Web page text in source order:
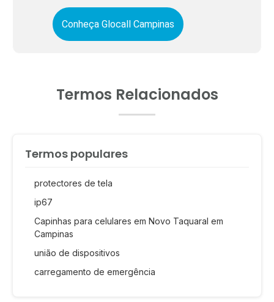
Conheça Glocall Campinas
Termos Relacionados
Termos populares
protectores de tela
ip67
Capinhas para celulares em Novo Taquaral em
Campinas
união de dispositivos
carregamento de emergência